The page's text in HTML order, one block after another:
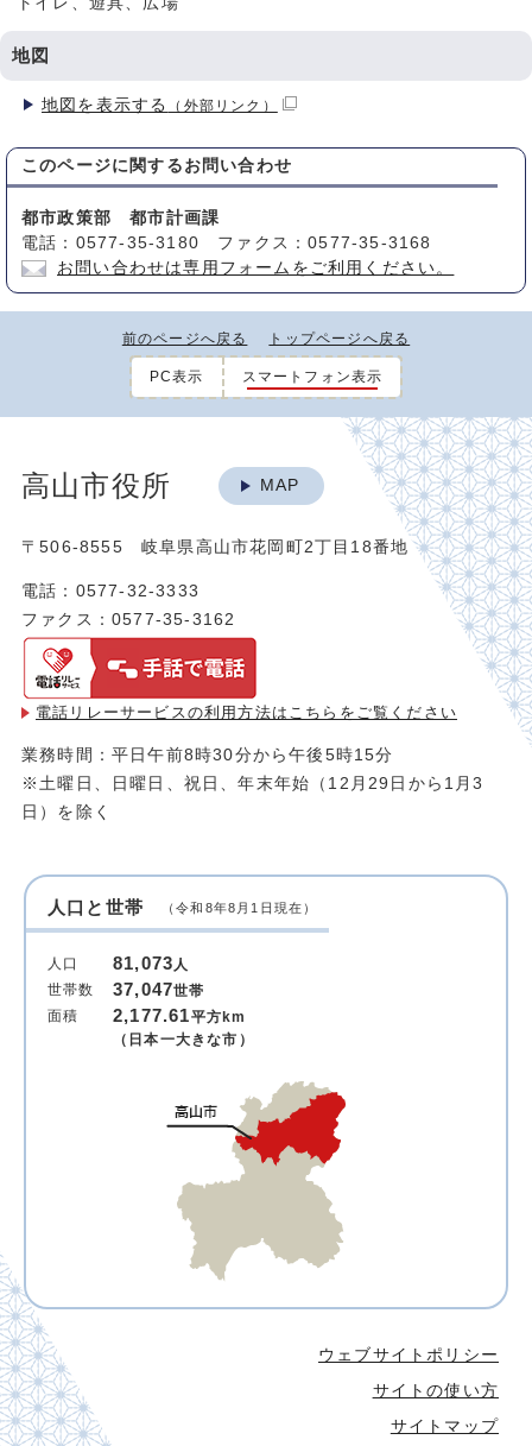
地図
地図を表示する （外部リンク）
このページに関する お問い合わせ
都市政策部 都市計画課
電話：0577-35-3180 ファクス：0577-35-3168
お問い合わせは専用フォームをご利用ください。
前のページへ戻る トップページへ戻る
PC表示 スマートフォン表示
高山市役所 MAP
〒506-8555 岐阜県高山市花岡町2丁目18番地
電話：0577-32-3333
ファクス：0577-35-3162
電話リレーサービスの利用方法は こちらをご覧ください
業務時間：平日午前8時30分から午後5時15分
※土曜日、日曜日、祝日、年末年始（12月29日から1月3
日）を除く
人口と世帯 （令和8年8月1日現在）
人口 81,073人
世帯数
37,047世帯
面積
2,177.61平方km
（日本一大きな市）
ウェブサイトポリシー
サイトの使い方
サイトマップ